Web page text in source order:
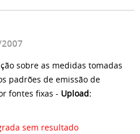
sobre as medidas tomadas
padrões de emissão de
fontes fixas - Upload:
sem resultado